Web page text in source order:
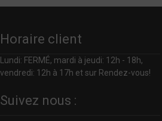
Horaire client
Lundi: FERMÉ, mardi à jeudi: 12h - 18h,
vendredi: 12h à 17h et sur Rendez-vous!
Suivez nous :